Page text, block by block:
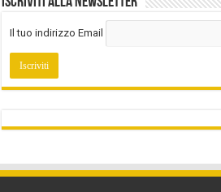
Il tuo indirizzo Email